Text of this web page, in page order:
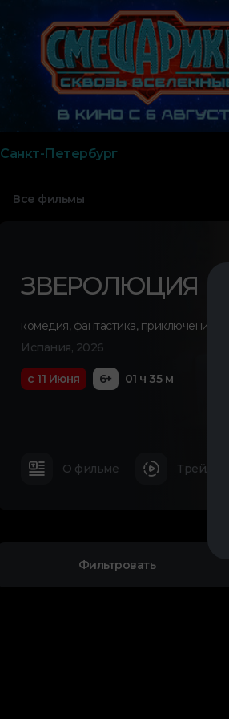
Санкт-Петербург
Все фильмы
ЗВЕРОЛЮЦИЯ
комедия,фантастика,приключения
Испания, 2026
с 11 Июня 6+ 01 ч 35 м
О фильме Трейлер
Фильтровать